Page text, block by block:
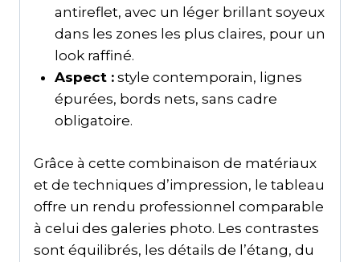
antireflet, avec un léger brillant soyeux
dans les zones les plus claires, pour un
look raffiné.
Aspect :style contemporain, lignes
épurées, bords nets, sans cadre
obligatoire.
Grâce à cette combinaison de matériaux
et de techniques d’impression, le tableau
offre un rendu professionnel comparable
à celui des galeries photo. Les contrastes
sont équilibrés, les détails de l’étang, du